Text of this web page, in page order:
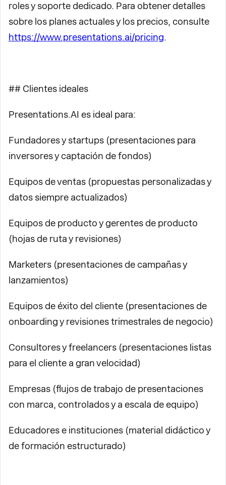
roles y soporte dedicado. Para obtener detalles
sobre los planes actuales y los precios, consulte
https://www.presentations.ai/pricing.
## Clientes ideales
Presentations.AI es ideal para:
Fundadores y startups (presentaciones para
inversores y captación de fondos)
Equipos de ventas (propuestas personalizadas y
datos siempre actualizados)
Equipos de producto y gerentes de producto
(hojas de ruta y revisiones)
Marketers (presentaciones de campañas y
lanzamientos)
Equipos de éxito del cliente (presentaciones de
onboarding y revisiones trimestrales de negocio)
Consultores y freelancers (presentaciones listas
para el cliente a gran velocidad)
Empresas (flujos de trabajo de presentaciones
con marca, controlados y a escala de equipo)
Educadores e instituciones (material didáctico y
de formación estructurado)